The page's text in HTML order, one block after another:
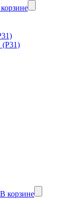
В корзине